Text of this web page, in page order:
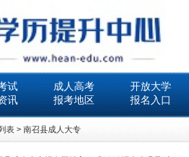
试 成人高考
开放大学
讯 报考地区 报名入口
表 > 南召县成人大专